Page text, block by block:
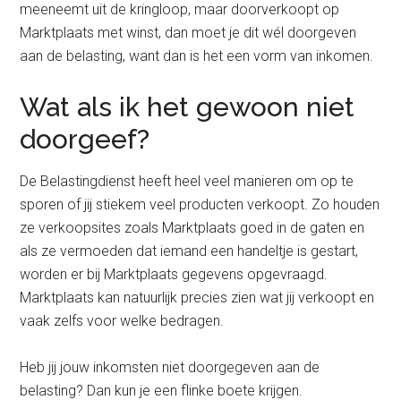
meeneemt uit de kringloop, maar doorverkoopt op
Marktplaats met winst, dan moet je dit wél doorgeven
aan de belasting, want dan is het een vorm van inkomen.
Wat als ik het gewoon niet
doorgeef?
De Belastingdienst heeft heel veel manieren om op te
sporen of jij stiekem veel producten verkoopt. Zo houden
ze verkoopsites zoals Marktplaats goed in de gaten en
als ze vermoeden dat iemand een handeltje is gestart,
worden er bij Marktplaats gegevens opgevraagd.
Marktplaats kan natuurlijk precies zien wat jij verkoopt en
vaak zelfs voor welke bedragen.
Heb jij jouw inkomsten niet doorgegeven aan de
belasting? Dan kun je een flinke boete krijgen.